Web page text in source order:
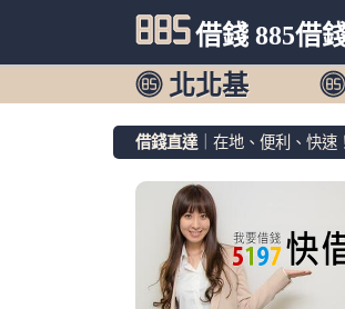
借錢 885借
北北基
借錢直達 ｜在地、便利、快速！